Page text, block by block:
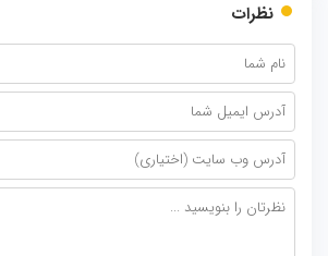
نظرات